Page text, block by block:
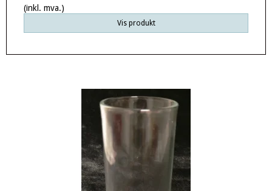
(inkl. mva.)
Vis produkt